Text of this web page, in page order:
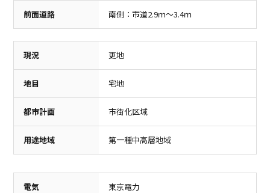
前面道路 南側：市道2.9ｍ～3.4ｍ
現況 更地
地目 宅地
都市計画 市街化区域
用途地域 第一種中高層地域
電気 東京電力
スーパー
フレッセイ
900m（徒歩12分）
駒形駅